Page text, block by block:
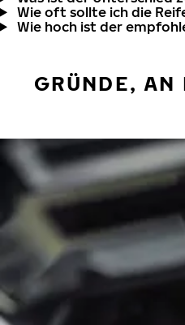
Wie oft sollte ich die
Wie hoch ist der
GRÜNDE, AN